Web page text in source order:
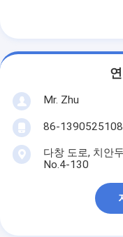
Mr. Zhu
86-
다창 도로, 치안
No.4-130